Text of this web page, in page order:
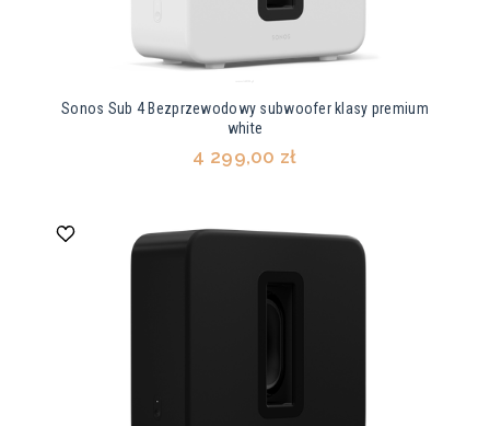
Sonos Sub 4 Bezprzewodowy subwoofer klasy premium
white
4 299,00 zł